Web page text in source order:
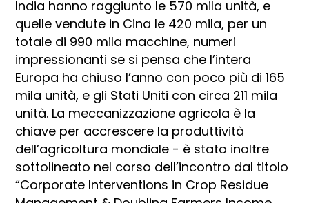
India hanno raggiunto le 570 mila unità, e
quelle vendute in Cina le 420 mila, per un
totale di 990 mila macchine, numeri
impressionanti se si pensa che l’intera
Europa ha chiuso l’anno con poco più di 165
mila unità, e gli Stati Uniti con circa 211 mila
unità. La meccanizzazione agricola è la
chiave per accrescere la produttività
dell’agricoltura mondiale - è stato inoltre
sottolineato nel corso dell’incontro dal titolo
“Corporate Interventions in Crop Residue